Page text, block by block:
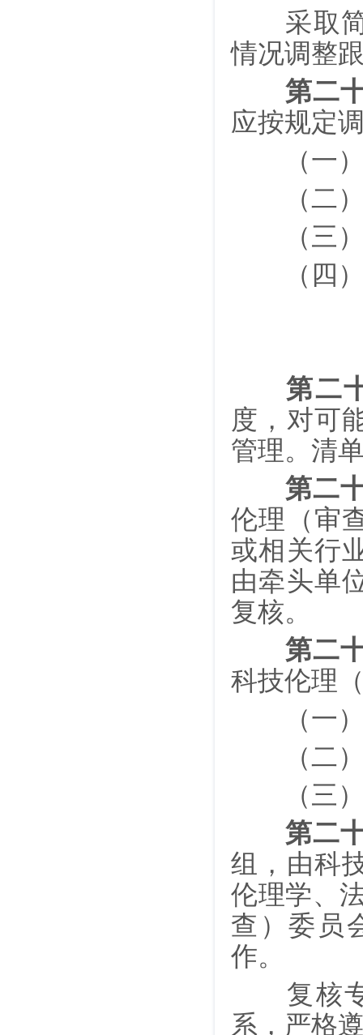
采取简
情况调整
第二
应按规定
（一）
（二）
（三）
（四）
第二
度，对可
管理。清
第二
伦理（审
或相关行
由牵头单
复核。
第二
科技伦理
（一）
（二）
（三）
第二
组，由科
伦理学、
查）委员
作。
复核专
系，严格